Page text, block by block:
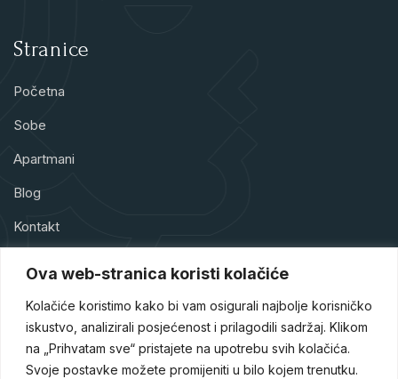
Ova web-stranica koristi kolačiće
Kolačiće koristimo kako bi vam osigurali najbolje korisničko
iskustvo, analizirali posjećenost i prilagodili sadržaj. Klikom
na „Prihvatam sve“ pristajete na upotrebu svih kolačića.
Svoje postavke možete promijeniti u bilo kojem trenutku.
Stranice
Početna
Sobe
Apartmani
Blog
Kontakt
Hotel Park Doboj je hotel sa četiri zvjezdice smješten u srcu
Doboja, jednog od turističkih raskršća Bosne i Hercegovine.
Naš hotel je dizajniran tako da gostima pruži sigurnost,